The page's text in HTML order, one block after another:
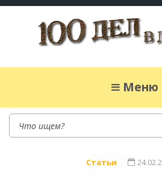
простые рецепты.Меню
Статьи